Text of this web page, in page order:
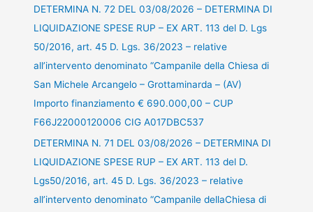
DETERMINA N. 72 DEL 03/08/2026 – DETERMINA DI
LIQUIDAZIONE SPESE RUP – EX ART. 113 del D. Lgs
50/2016, art. 45 D. Lgs. 36/2023 – relative
all’intervento denominato “Campanile della Chiesa di
San Michele Arcangelo – Grottaminarda – (AV)
Importo finanziamento € 690.000,00 – CUP
F66J22000120006 CIG A017DBC537
DETERMINA N. 71 DEL 03/08/2026 – DETERMINA DI
LIQUIDAZIONE SPESE RUP – EX ART. 113 del D.
Lgs50/2016, art. 45 D. Lgs. 36/2023 – relative
all’intervento denominato “Campanile dellaChiesa di